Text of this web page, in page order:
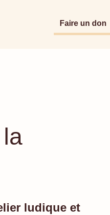
Faire un don
ludique et